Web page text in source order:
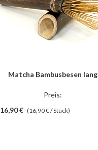
Matcha Bambusbesen lang
Preis:
16,90 € (16,90 € / Stück)